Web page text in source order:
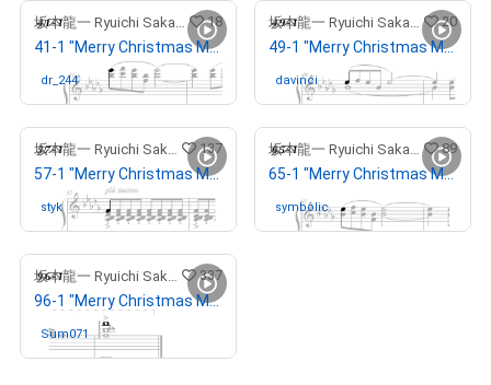
坂本龍一 Ryuichi Sakamoto 18
41-1 "Merry Christmas Mr. Lawrence" Ryuichi Sakamoto 坂本 龍一
dr_244さんが保有中
坂本龍一 Ryuichi Sakamoto 20
49-1 "Merry Christmas Mr. Lawrence" Ryuichi Sakamoto 坂本 龍一
davinciさんが保有中
坂本龍一 Ryuichi Sakamoto 137
57-1 "Merry Christmas Mr. Lawrence" Ryuichi Sakamoto 坂本 龍一
styk さんが保有中
坂本龍一 Ryuichi Sakamoto 89
65-1 "Merry Christmas Mr. Lawrence" Ryuichi Sakamoto 坂本 龍一
symbolicさんが保有中
坂本龍一 Ryuichi Sakamoto 337
96-1 "Merry Christmas Mr. Lawrence" Ryuichi Sakamoto 坂本 龍一
Sum071さんが保有中